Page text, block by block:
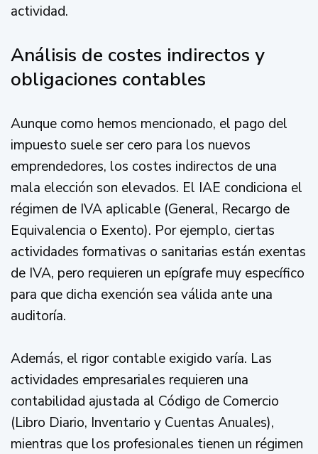
actividad.
Análisis de costes indirectos y
obligaciones contables
Aunque como hemos mencionado, el pago del
impuesto suele ser cero para los nuevos
emprendedores, los costes indirectos de una
mala elección son elevados. El IAE condiciona el
régimen de IVA aplicable (General, Recargo de
Equivalencia o Exento). Por ejemplo, ciertas
actividades formativas o sanitarias están exentas
de IVA, pero requieren un epígrafe muy específico
para que dicha exención sea válida ante una
auditoría.
Además, el rigor contable exigido varía. Las
actividades empresariales requieren una
contabilidad ajustada al Código de Comercio
(Libro Diario, Inventario y Cuentas Anuales),
mientras que los profesionales tienen un régimen